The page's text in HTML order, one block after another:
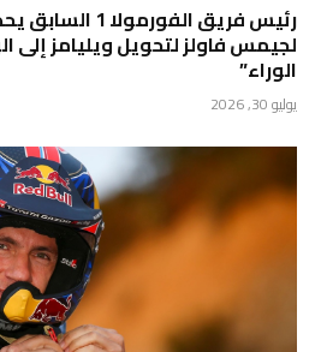
رئيس فريق
لجيمس فاولز لتحويل ويليامز إلى
الوراء”
يوليو 30, 2026